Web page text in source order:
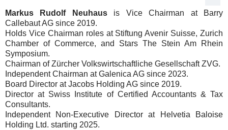
Markus Rudolf Neuhausis Vice Chairman at Barry
Callebaut AG since 2019.
Holds Vice Chairman roles at Stiftung Avenir Suisse, Zurich
Chamber of Commerce, and Stars The Stein Am Rhein
Symposium.
Chairman of Zürcher Volkswirtschaftliche Gesellschaft ZVG.
Independent Chairman at Galenica AG since 2023.
Board Director at Jacobs Holding AG since 2019.
Director at Swiss Institute of Certified Accountants & Tax
Consultants.
Independent Non-Executive Director at Helvetia Baloise
Holding Ltd. starting 2025.